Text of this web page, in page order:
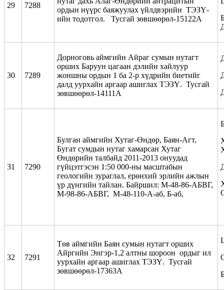
29 7288
ордын нүүрс баяжуулах үйлдвэрийн ТЭЗҮ-
ийн тодотгол. Тусгай зөвшөөрөл-15122А
30 7289
Дорноговь аймгийн Айраг сумын нутагт
орших Баруун цагаан дэлийн хайлуур
жоншны ордын 1 ба 2-р хүдрийн биетийг
далд уурхайн аргаар ашиглах ТЭЗҮ. Тусгай
зөвшөөрөл-14111А
31 7290
Булган аймгийн Хутаг-Өндөр, Баян-Агт,
Бугат сумдын нутаг хамарсан Хутаг
Өндөрийн талбайд 2011-2013 онуудад
гүйцэтгэсэн 1:50 000-ны масштабын
геологийн зураглал, ерөнхий эрлийн ажлын
үр дүнгийн тайлан. Байршил: М-48-86-АБВГ,
М-98-86-АБВГ, М-48-110-А-аб, Б-аб,
32 7291
Төв аймгийн Баян сумын нутагт орших
Айргийн Энгэр-1,2 алтны шороон ордыг ил
уурхайн аргаар ашиглах ТЭЗҮ. Тусгай
зөвшөөрөл-17363А